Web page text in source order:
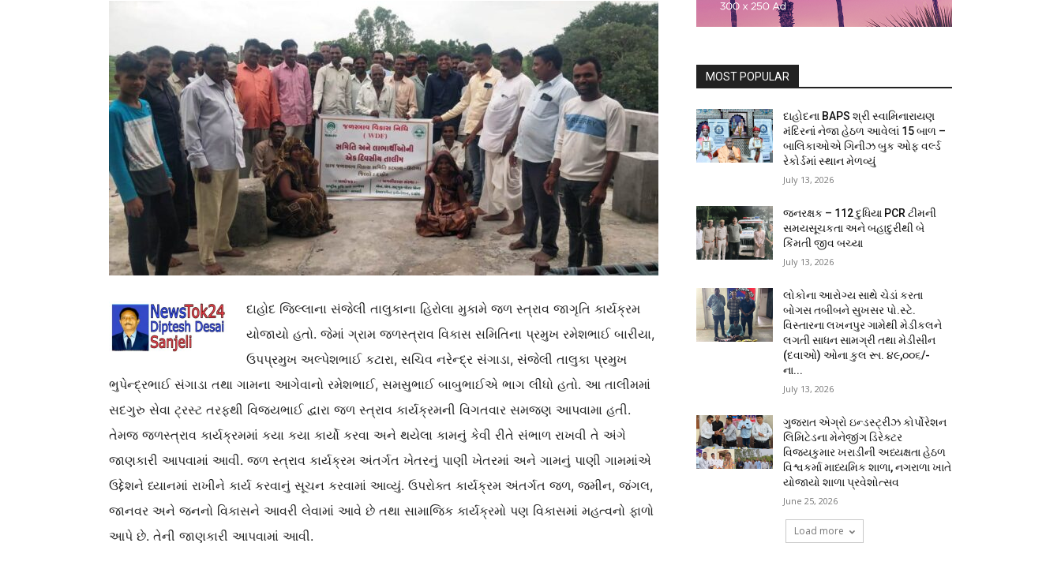
દાહોદ જિલ્લાના સંજેલી તાલુકાના હિરોલા મુકામે જળ સ્ત્રાવ જાગૃતિ કાર્યક્રમ
યોજાયો હતો. જેમાં ગ્રામ જળસ્ત્રાવ વિકાસ સમિતિના પ્રમુખ રમેશભાઈ બારીયા,
ઉપપ્રમુખ અલ્પેશભાઈ કટારા, સચિવ નરેન્દ્ર સંગાડા, સંજેલી તાલુકા પ્રમુખ
ભુપેન્દ્રભાઈ સંગાડા તથા ગામના આગેવાનો રમેશભાઈ, સમસુભાઈ બાબુભાઈએ ભાગ લીધો હતો. આ તાલીમમાં
સદગુરુ સેવા ટ્રસ્ટ તરફથી વિજયભાઈ દ્વારા જળ સ્ત્રાવ કાર્યક્રમની વિગતવાર સમજણ આપવામા હતી.
તેમજ જળસ્ત્રાવ કાર્યક્રમમાં કયા કયા કાર્યો કરવા અને થયેલા કામનું કેવી રીતે સંભાળ રાખવી તે અંગે
જાણકારી આપવામાં આવી. જળ સ્ત્રાવ કાર્યક્રમ અંતર્ગત ખેતરનું પાણી ખેતરમાં અને ગામનું પાણી ગામમાંએ
ઉદ્દેશને ધ્યાનમાં રાખીને કાર્ય કરવાનું સૂચન કરવામાં આવ્યું. ઉપરોક્ત કાર્યક્રમ અંતર્ગત જળ, જમીન, જંગલ,
જાનવર અને જનનો વિકાસને આવરી લેવામાં આવે છે તથા સામાજિક કાર્યક્રમો પણ વિકાસમાં મહત્વનો ફાળો
આપે છે. તેની જાણકારી આપવામાં આવી.
MOST POPULAR
દાહોદના BAPS શ્રી સ્વામિનારાયણ
મંદિરનાં નેજા હેઠળ આવેલાં 15 બાળ –
બાલિકાઓએ ગિનીઝ બુક ઓફ વર્લ્ડ
રેકોર્ડમાં સ્થાન મેળવ્યું
July 13, 2026
જનરક્ષક – 112 દુધિયા PCR ટીમની
સમયસૂચકતા અને બહાદુરીથી બે
કિંમતી જીવ બચ્યા
July 13, 2026
લોકોના આરોગ્ય સાથે ચેડાં કરતા
બોગસ તબીબને સુખસર પો.સ્ટે.
વિસ્તારના લખનપુર ગામેથી મેડીકલને
લગતી સાધન સામગ્રી તથા મેડીસીન
(દવાઓ) ઓના કુલ રૂા. ૪૯,૦૦૬/-
ના...
July 13, 2026
ગુજરાત એગ્રો ઇન્ડસ્ટ્રીઝ કોર્પોરેશન
લિમિટેડના મેનેજીંગ ડિરેક્ટર
વિજયકુમાર ખરાડીની અધ્યક્ષતા હેઠળ
વિશ્વકર્મા માધ્યમિક શાળા, નગરાળા ખાતે
યોજાયો શાળા પ્રવેશોત્સવ
June 25, 2026
Load more